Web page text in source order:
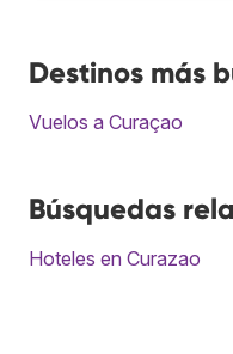
Destinos más
Vuelos a Curaçao
Búsquedas
Hoteles en Curazao